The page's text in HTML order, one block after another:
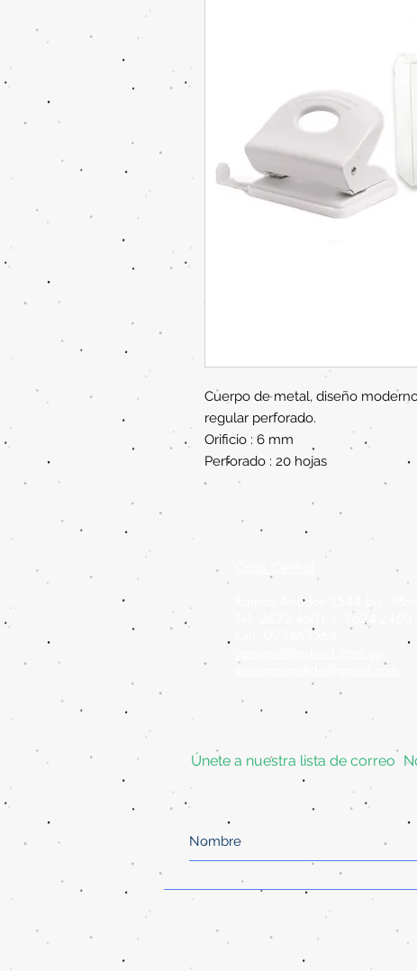
Cuerpo de metal, diseño
regular perforado.
Orificio : 6 mm
Perforado : 20 hojas
Ramón Anador 3544 bis,
Tel: 2622-4601 / 2624-2460
Cel: 093463564
suc.camarultda@gmail.com
Únete a nuestra lista de correo